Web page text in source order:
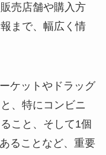
売終了？売ってない
チョコワの象はどこ
ブンイレブンでの取
どこ？お得な購入方
売店舗や購入方
まで、幅広く情
ケットやドラッグ
、特にコンビニ
こと、そして1個
ることなど、重要